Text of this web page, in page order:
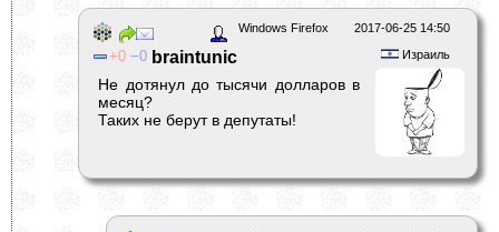
2017-06-25 14:50
Windows Firefox
Израиль
0 0 braintunic
Не дотянул до тысячи долларов в
месяц?
Таких не берут в депутаты!